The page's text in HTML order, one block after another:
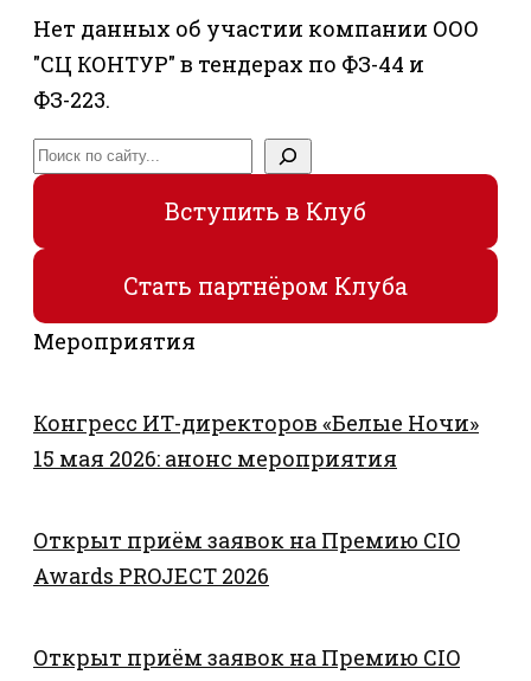
Нет данных об участии компании ООО
"СЦ КОНТУР" в тендерах по ФЗ-44 и
ФЗ-223.
Поиск
Вступить в Клуб
Стать партнёром Клуба
Мероприятия
Конгресс ИТ-директоров «Белые Ночи»
15 мая 2026: анонс мероприятия
Открыт приём заявок на Премию CIO
Awards PROJECT 2026
Открыт приём заявок на Премию CIO